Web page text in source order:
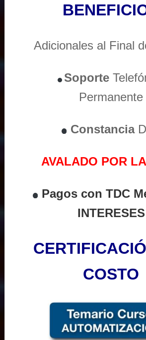
Adicionales al Final
Soporte
Permanente
Constancia
AVALADO POR
Pagos con TDC
INTERESES
COSTO